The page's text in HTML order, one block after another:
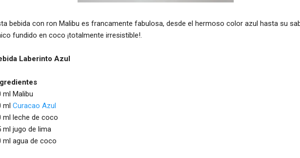
bebida con ron Malibu es francamente fabulosa, desde el hermoso color azul hasta su
fundido en coco ¡totalmente irresistible!.
Laberinto Azul
ml Malibu
ml Curacao Azul
ml leche de coco
ml jugo de lima
ml agua de coco